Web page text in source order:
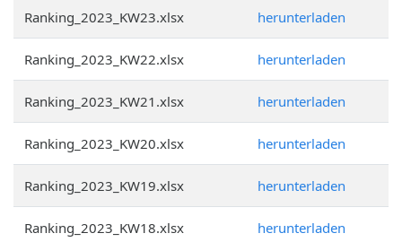
Ranking_2023_KW23.xlsx herunterladen
Ranking_2023_KW22.xlsx herunterladen
Ranking_2023_KW21.xlsx herunterladen
Ranking_2023_KW20.xlsx herunterladen
Ranking_2023_KW19.xlsx herunterladen
Ranking_2023_KW18.xlsx herunterladen